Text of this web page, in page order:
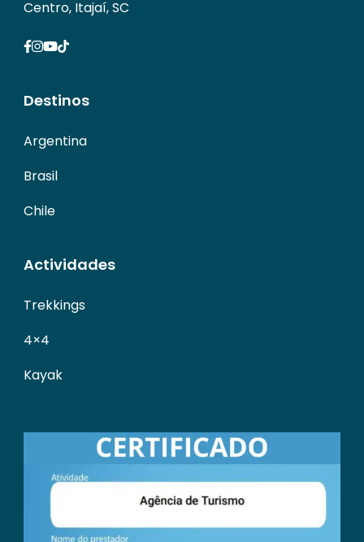
Centro, Itajaí, SC
Destinos
Argentina
Brasil
Chile
Actividades
Trekkings
4×4
Kayak